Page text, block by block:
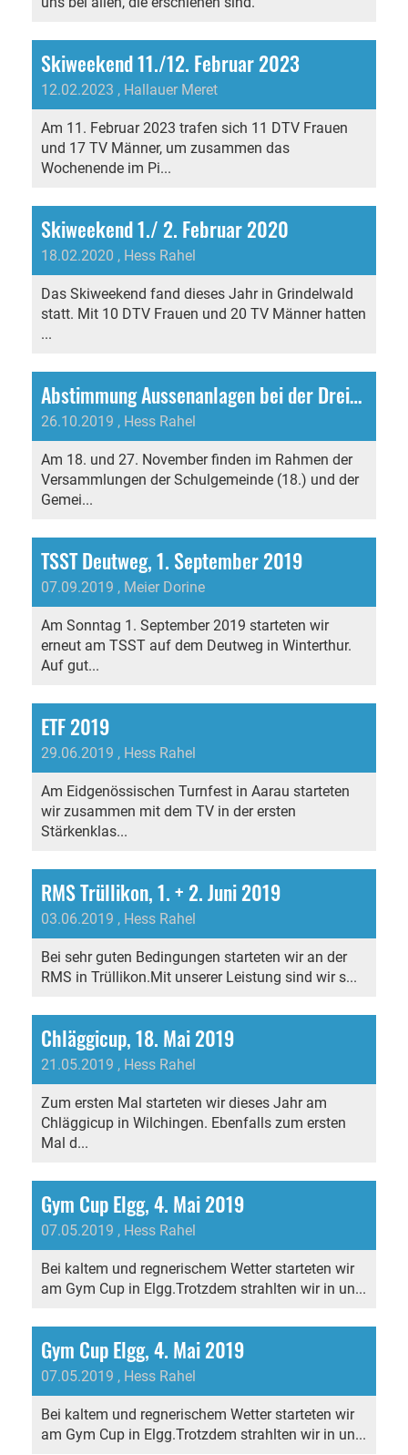
Skiweekend 11./12. Februar 2023
12.02.2023 , Hallauer Meret
Am 11. Februar 2023 trafen sich 11 DTV Frauen
und 17 TV Männer, um zusammen das
Wochenende im Pi...
Skiweekend 1./ 2. Februar 2020
18.02.2020 , Hess Rahel
Das Skiweekend fand dieses Jahr in Grindelwald
statt. Mit 10 DTV Frauen und 20 TV Männer hatten
...
Abstimmung Aussenanlagen bei der Dreifachhalle
26.10.2019 , Hess Rahel
Am 18. und 27. November finden im Rahmen der
Versammlungen der Schulgemeinde (18.) und der
Gemei...
TSST Deutweg, 1. September 2019
07.09.2019 , Meier Dorine
Am Sonntag 1. September 2019 starteten wir
erneut am TSST auf dem Deutweg in Winterthur.
Auf gut...
ETF 2019
29.06.2019 , Hess Rahel
Am Eidgenössischen Turnfest in Aarau starteten
wir zusammen mit dem TV in der ersten
Stärkenklas...
RMS Trüllikon, 1. + 2. Juni 2019
03.06.2019 , Hess Rahel
Bei sehr guten Bedingungen starteten wir an der
RMS in Trüllikon.Mit unserer Leistung sind wir s...
Chläggicup, 18. Mai 2019
21.05.2019 , Hess Rahel
Zum ersten Mal starteten wir dieses Jahr am
Chläggicup in Wilchingen. Ebenfalls zum ersten
Mal d...
Gym Cup Elgg, 4. Mai 2019
07.05.2019 , Hess Rahel
Bei kaltem und regnerischem Wetter starteten wir
am Gym Cup in Elgg.Trotzdem strahlten wir in un...
Gym Cup Elgg, 4. Mai 2019
07.05.2019 , Hess Rahel
Bei kaltem und regnerischem Wetter starteten wir
am Gym Cup in Elgg.Trotzdem strahlten wir in un...